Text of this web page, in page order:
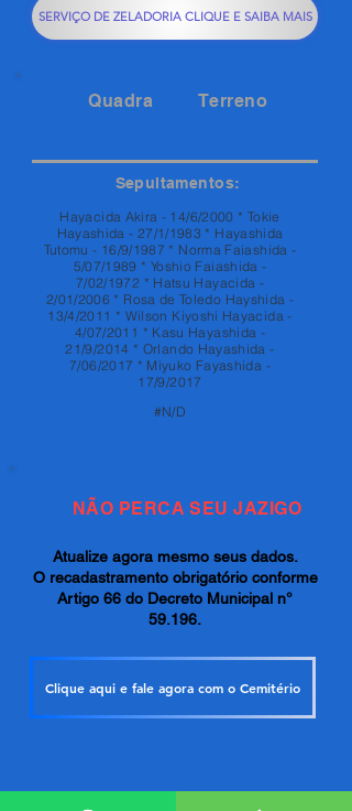
SERVIÇO DE ZELADORIA CLIQUE E SAIBA MAIS
Quadra Terreno
Sepultamentos:
Hayacida Akira - 14/6/2000 * Tokie
Hayashida - 27/1/1983 * Hayashida
Tutomu - 16/9/1987 * Norma Faiashida -
5/07/1989 * Yoshio Faiashida -
7/02/1972 * Hatsu Hayacida -
2/01/2006 * Rosa de Toledo Hayshida -
13/4/2011 * Wilson Kiyoshi Hayacida -
4/07/2011 * Kasu Hayashida -
21/9/2014 * Orlando Hayashida -
7/06/2017 * Miyuko Fayashida -
17/9/2017
#N/D
NÃO PERCA SEU JAZIGO
Atualize agora mesmo seus dados.
O recadastramento obrigatório conforme
Artigo 66 do Decreto Municipal n°
59.196.
Clique aqui e fale agora com o Cemitério